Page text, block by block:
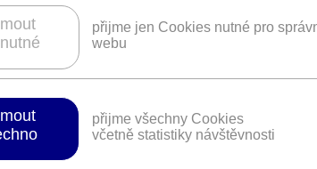
přijme jen Cookies nutné pro
webu
přijme všechny Cookies
včetně statistiky návštěvnosti
Platnost není časově omezena.
neustále nové výzvy, moderní zázemí a